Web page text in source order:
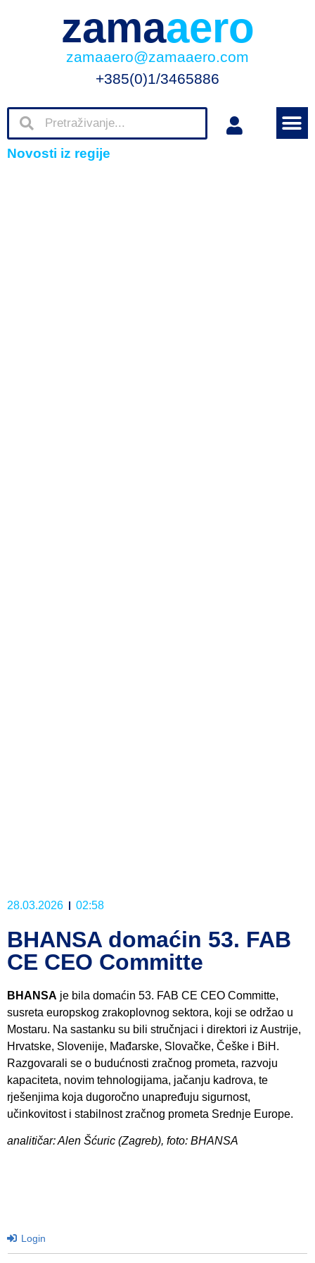
zamaaero
zamaaero@zamaaero.com
+385(0)1/3465886
Novosti iz regije
28.03.2026 02:58
BHANSA domaćin 53. FAB
CE CEO Committe
BHANSA je bila domaćin 53. FAB CE CEO Committe,
susreta europskog zrakoplovnog sektora, koji se održao u
Mostaru. Na sastanku su bili stručnjaci i direktori iz Austrije,
Hrvatske, Slovenije, Mađarske, Slovačke, Češke i BiH.
Razgovarali se o budućnosti zračnog prometa, razvoju
kapaciteta, novim tehnologijama, jačanju kadrova, te
rješenjima koja dugoročno unapređuju sigurnost,
učinkovitost i stabilnost zračnog prometa Srednje Europe.
analitičar: Alen Šćuric (Zagreb), foto: BHANSA
Login